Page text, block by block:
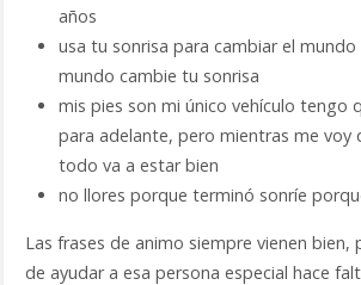
años
usa tu sonrisa para cambiar el
mundo cambie tu sonrisa
mis pies son mi único vehículo tengo
para adelante, pero mientras me voy
todo va a estar bien
no llores porque terminó sonríe
Las frases de animo siempre vienen bien,
de ayudar a esa persona especial hace